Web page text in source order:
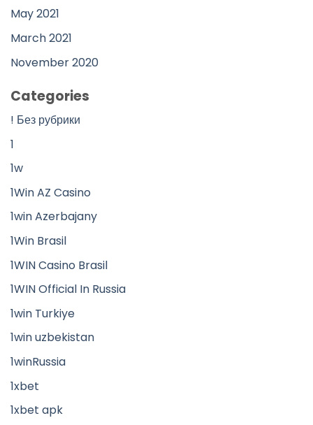
May 2021
March 2021
November 2020
Categories
! Без рубрики
1
1w
1Win AZ Casino
1win Azerbajany
1Win Brasil
1WIN Casino Brasil
1WIN Official In Russia
1win Turkiye
1win uzbekistan
1winRussia
1xbet
1xbet apk